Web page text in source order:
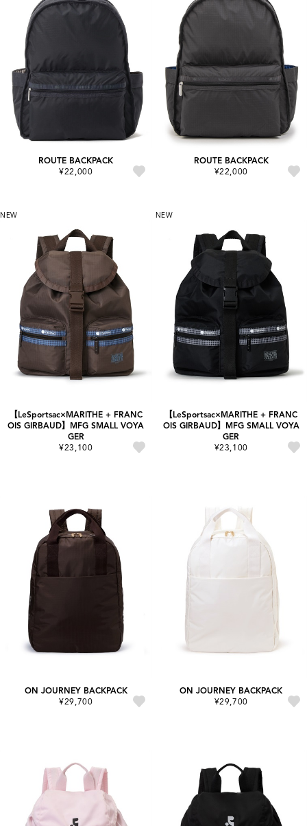
ROUTE BACKPACK
¥22,000
ROUTE BACKPACK
¥22,000
NEW
【LeSportsac×MARITHE + FRANC
OIS GIRBAUD】MFG SMALL VOYA
GER
¥23,100
NEW
【LeSportsac×MARITHE + FRANC
OIS GIRBAUD】MFG SMALL VOYA
GER
¥23,100
ON JOURNEY BACKPACK
¥29,700
ON JOURNEY BACKPACK
¥29,700